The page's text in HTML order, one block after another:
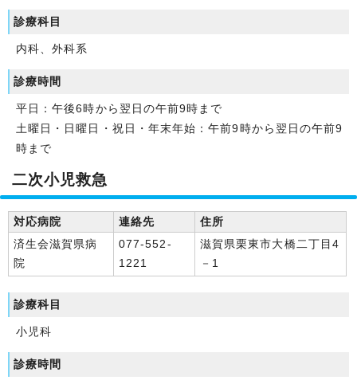
診療科目
内科、外科系
診療時間
平日：午後6時から翌日の午前9時まで
土曜日・日曜日・祝日・年末年始：午前9時から翌日の午前9
時まで
二次小児救急
対応病院 連絡先
住所
済生会滋賀県病
院
077-552-
1221
滋賀県栗東市大橋二丁目4
－1
診療科目
小児科
診療時間